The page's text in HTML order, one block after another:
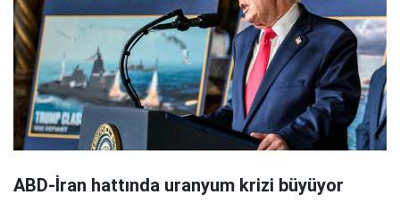
ABD-İran hattında uranyum krizi büyüyor